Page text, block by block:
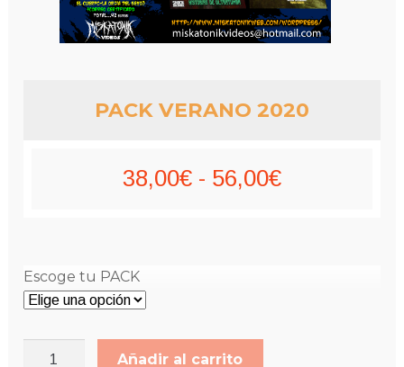
PACK VERANO 2020
38,00€ - 56,00€Rango
Escoge tu PACK
Añadir al carrito